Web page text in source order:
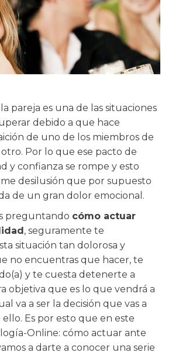
pareja es una de las situaciones
debido a que hace
de uno de los miembros de
otro. Por lo que ese pacto de
y confianza se rompe y esto
desilusión que por supuesto
de un gran dolor emocional.
preguntando cómo actuar
, seguramente te
situación tan dolorosa y
no encuentras que hacer, te
y te cuesta detenerte a
objetiva que es lo que vendrá a
va a ser la decisión que vas a
Es por esto que en este
Online: cómo actuar ante
a darte a conocer una serie